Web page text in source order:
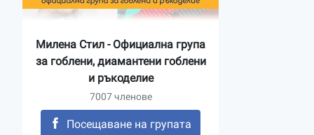
Милена Стил - Официална група
за гоблени, диамантени гоблени
и ръкоделие
7007 членове
Посещаване на групата